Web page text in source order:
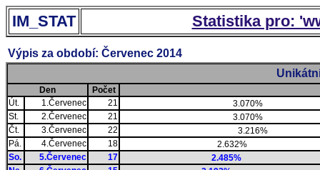
IM_STAT Statistika pro:
Výpis za období: Červenec 2014
Den
Počet
Út.
1.Červenec 21
3.070%
St.
2.Červenec 21
3.070%
Čt.
3.Červenec 22
3.216%
Pá.
4.Červenec 18
2.632%
So.
5.Červenec 17
2.485%